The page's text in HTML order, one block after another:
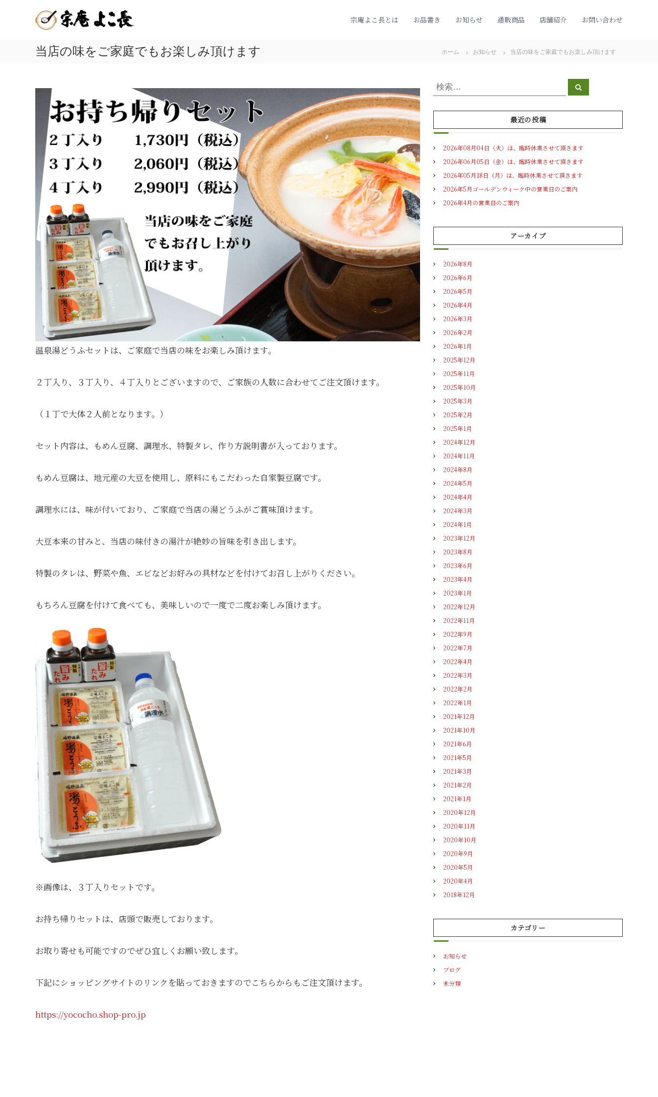
湯
ふ
発
祥
の
店
|
宗
庵
よ
こ
嬉
泉
名
物
美
味
い
泉
腐
宗庵よこ長とは お品書き お知らせ 通販商品 店舗紹介 お問い合わせ
当店の味をご家庭でもお楽しみ頂けます ホーム お知らせ 当店の味をご家庭でもお楽しみ頂けます
温泉湯どうふセットは、ご家庭で当店の味をお楽しみ頂けます。
２丁入り、３丁入り、４丁入りとございますので、ご家族の人数に合わせてご注文頂けます。
（１丁で大体２人前となります。）
セット内容は、もめん豆腐、調理水、特製タレ、作り方説明書が入っております。
もめん豆腐は、地元産の大豆を使用し、原料にもこだわった自家製豆腐です。
調理水には、味が付いており、ご家庭で当店の湯どうふがご賞味頂けます。
大豆本来の甘みと、当店の味付きの湯汁が絶妙の旨味を引き出します。
特製のタレは、野菜や魚、エビなどお好みの具材などを付けてお召し上がりください。
もちろん豆腐を付けて食べても、美味しいので一度で二度お楽しみ頂けます。
※画像は、３丁入りセットです。
お持ち帰りセットは、店頭で販売しております。
お取り寄せも可能ですのでぜひ宜しくお願い致します。
下記にショッピングサイトのリンクを貼っておきますのでこちらからもご注文頂けます。
https://yococho.shop-pro.jp
検
索
対
:
検
索
最近の投稿
2026年08月04日（火）は、臨時休業させて頂きます
2026年06月05日（金）は、臨時休業させて頂きます
2026年05月18日（月）は、臨時休業させて頂きます
2026年5月ゴールデンウィーク中の営業日のご案内
2026年4月の営業日のご案内
アーカイブ
2026年8月
2026年6月
2026年5月
2026年4月
2026年3月
2026年2月
2026年1月
2025年12月
2025年11月
2025年10月
2025年3月
2025年2月
2025年1月
2024年12月
2024年11月
2024年8月
2024年5月
2024年4月
2024年3月
2024年1月
2023年12月
2023年8月
2023年6月
2023年4月
2023年1月
2022年12月
2022年11月
2022年9月
2022年7月
2022年4月
2022年3月
2022年2月
2022年1月
2021年12月
2021年10月
2021年6月
2021年5月
2021年3月
2021年2月
2021年1月
2020年12月
2020年11月
2020年10月
2020年9月
2020年5月
2020年4月
2018年12月
カテゴリー
お知らせ
ブログ
未分類